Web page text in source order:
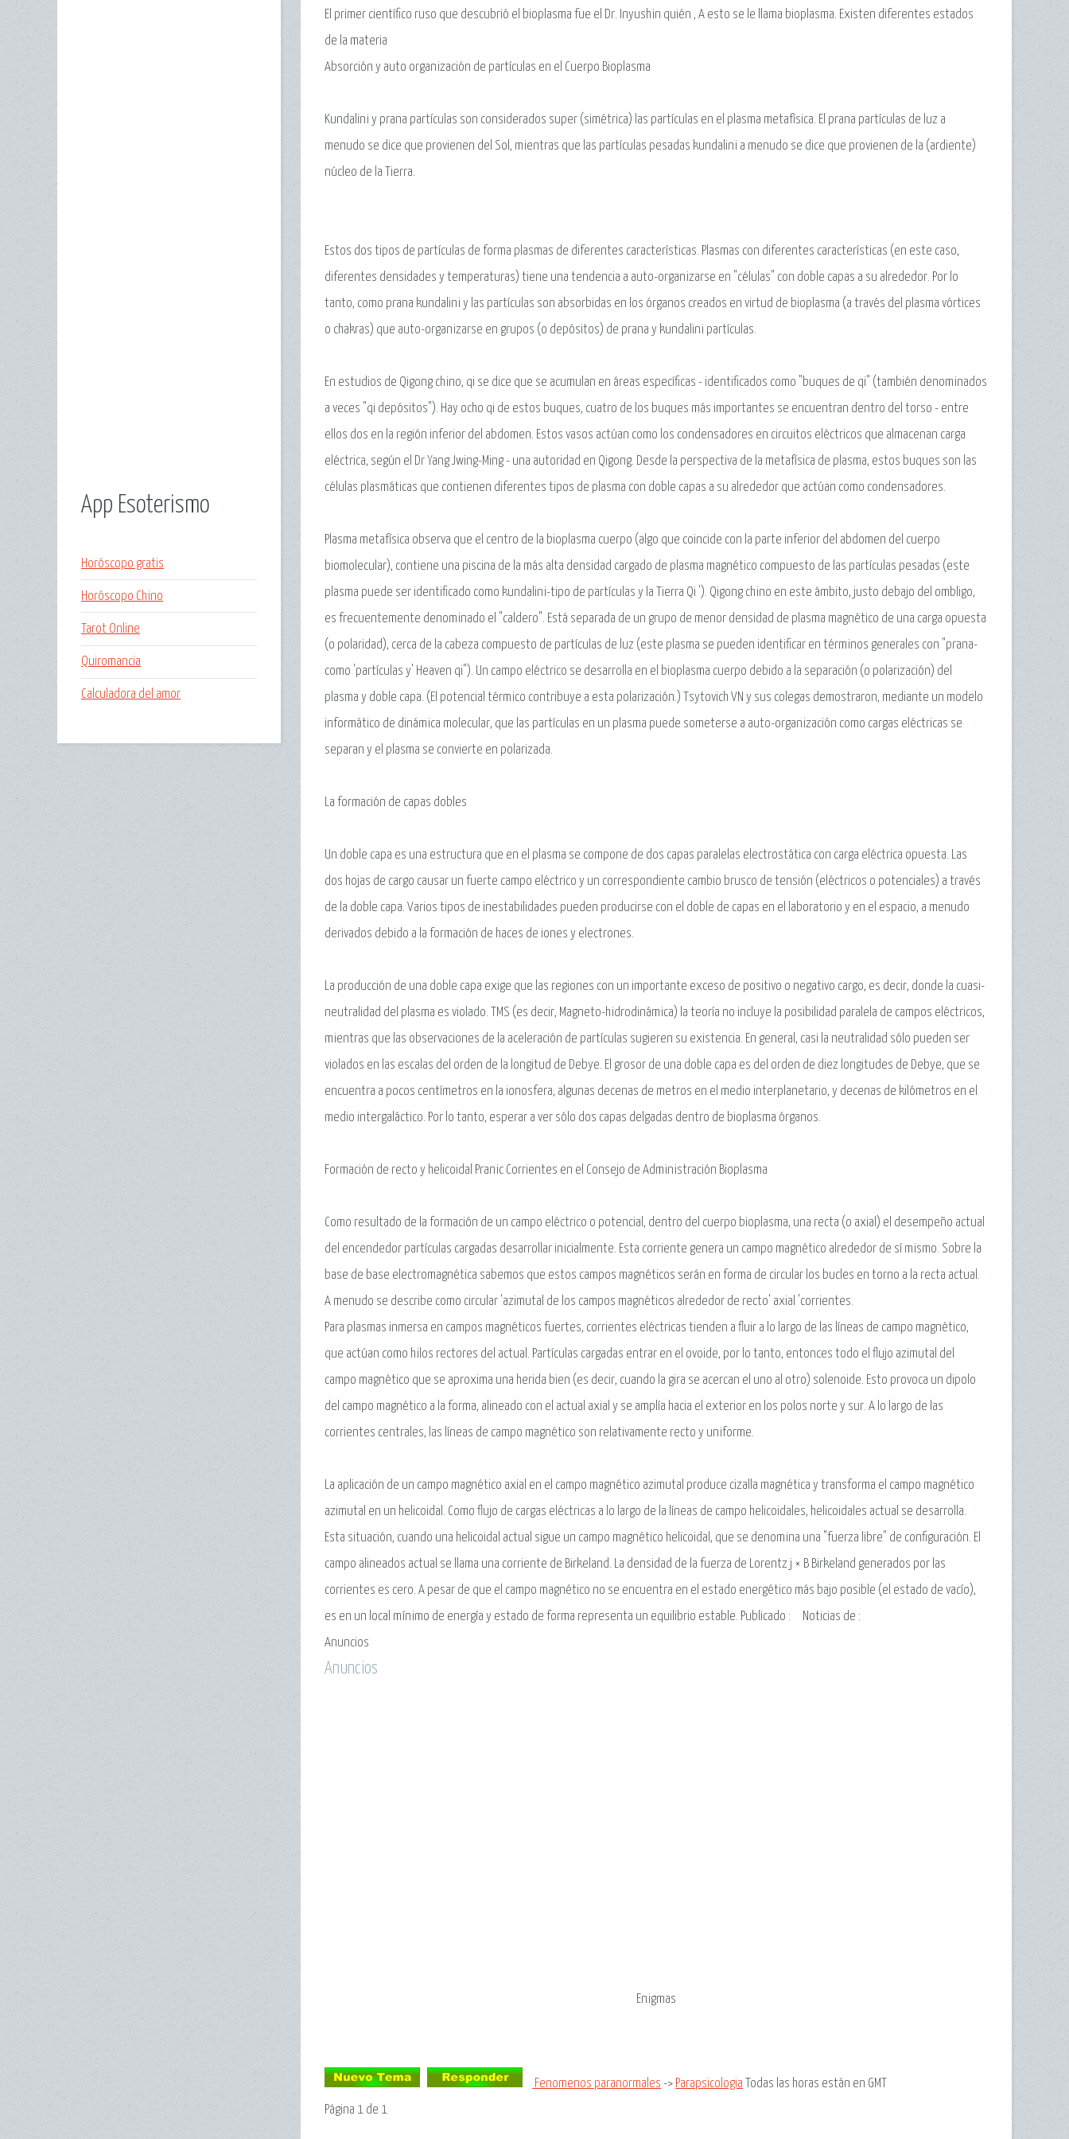
App Esoterismo
Horóscopo gratis
Horóscopo Chino
Tarot Online
Quiromancia
Calculadora del amor
El primer científico ruso que descubrió el bioplasma fue el Dr. Inyushin quién , A esto se le llama bioplasma. Existen diferentes estados
de la materia
Absorción y auto organización de partículas en el Cuerpo Bioplasma
Kundalini y prana partículas son considerados super (simétrica) las partículas en el plasma metafísica. El prana partículas de luz a
menudo se dice que provienen del Sol, mientras que las partículas pesadas kundalini a menudo se dice que provienen de la (ardiente)
núcleo de la Tierra.
Estos dos tipos de partículas de forma plasmas de diferentes características. Plasmas con diferentes características (en este caso,
diferentes densidades y temperaturas) tiene una tendencia a auto-organizarse en "células" con doble capas a su alrededor. Por lo
tanto, como prana kundalini y las partículas son absorbidas en los órganos creados en virtud de bioplasma (a través del plasma vórtices
o chakras) que auto-organizarse en grupos (o depósitos) de prana y kundalini partículas.
En estudios de Qigong chino, qi se dice que se acumulan en áreas específicas - identificados como "buques de qi" (también denominados
a veces "qi depósitos"). Hay ocho qi de estos buques, cuatro de los buques más importantes se encuentran dentro del torso - entre
ellos dos en la región inferior del abdomen. Estos vasos actúan como los condensadores en circuitos eléctricos que almacenan carga
eléctrica, según el Dr Yang Jwing-Ming - una autoridad en Qigong. Desde la perspectiva de la metafísica de plasma, estos buques son las
células plasmáticas que contienen diferentes tipos de plasma con doble capas a su alrededor que actúan como condensadores.
Plasma metafísica observa que el centro de la bioplasma cuerpo (algo que coincide con la parte inferior del abdomen del cuerpo
biomolecular), contiene una piscina de la más alta densidad cargado de plasma magnético compuesto de las partículas pesadas (este
plasma puede ser identificado como kundalini-tipo de partículas y la Tierra Qi '). Qigong chino en este ámbito, justo debajo del ombligo,
es frecuentemente denominado el "caldero". Está separada de un grupo de menor densidad de plasma magnético de una carga opuesta
(o polaridad), cerca de la cabeza compuesto de partículas de luz (este plasma se pueden identificar en términos generales con "prana-
como 'partículas y' Heaven qi"). Un campo eléctrico se desarrolla en el bioplasma cuerpo debido a la separación (o polarización) del
plasma y doble capa. (El potencial térmico contribuye a esta polarización.) Tsytovich VN y sus colegas demostraron, mediante un modelo
informático de dinámica molecular, que las partículas en un plasma puede someterse a auto-organización como cargas eléctricas se
separan y el plasma se convierte en polarizada.
La formación de capas dobles
Un doble capa es una estructura que en el plasma se compone de dos capas paralelas electrostática con carga eléctrica opuesta. Las
dos hojas de cargo causar un fuerte campo eléctrico y un correspondiente cambio brusco de tensión (eléctricos o potenciales) a través
de la doble capa. Varios tipos de inestabilidades pueden producirse con el doble de capas en el laboratorio y en el espacio, a menudo
derivados debido a la formación de haces de iones y electrones.
La producción de una doble capa exige que las regiones con un importante exceso de positivo o negativo cargo, es decir, donde la cuasi-
neutralidad del plasma es violado. TMS (es decir, Magneto-hidrodinámica) la teoría no incluye la posibilidad paralela de campos eléctricos,
mientras que las observaciones de la aceleración de partículas sugieren su existencia. En general, casi la neutralidad sólo pueden ser
violados en las escalas del orden de la longitud de Debye. El grosor de una doble capa es del orden de diez longitudes de Debye, que se
encuentra a pocos centímetros en la ionosfera, algunas decenas de metros en el medio interplanetario, y decenas de kilómetros en el
medio intergaláctico. Por lo tanto, esperar a ver sólo dos capas delgadas dentro de bioplasma órganos.
Formación de recto y helicoidal Pranic Corrientes en el Consejo de Administración Bioplasma
Como resultado de la formación de un campo eléctrico o potencial, dentro del cuerpo bioplasma, una recta (o axial) el desempeño actual
del encendedor partículas cargadas desarrollar inicialmente. Esta corriente genera un campo magnético alrededor de sí mismo. Sobre la
base de base electromagnética sabemos que estos campos magnéticos serán en forma de circular los bucles en torno a la recta actual.
A menudo se describe como circular 'azimutal de los campos magnéticos alrededor de recto' axial 'corrientes.
Para plasmas inmersa en campos magnéticos fuertes, corrientes eléctricas tienden a fluir a lo largo de las líneas de campo magnético,
que actúan como hilos rectores del actual. Partículas cargadas entrar en el ovoide, por lo tanto, entonces todo el flujo azimutal del
campo magnético que se aproxima una herida bien (es decir, cuando la gira se acercan el uno al otro) solenoide. Esto provoca un dipolo
del campo magnético a la forma, alineado con el actual axial y se amplía hacia el exterior en los polos norte y sur. A lo largo de las
corrientes centrales, las líneas de campo magnético son relativamente recto y uniforme.
La aplicación de un campo magnético axial en el campo magnético azimutal produce cizalla magnética y transforma el campo magnético
azimutal en un helicoidal. Como flujo de cargas eléctricas a lo largo de la líneas de campo helicoidales, helicoidales actual se desarrolla.
Esta situación, cuando una helicoidal actual sigue un campo magnético helicoidal, que se denomina una "fuerza libre" de configuración. El
campo alineados actual se llama una corriente de Birkeland. La densidad de la fuerza de Lorentz j × B Birkeland generados por las
corrientes es cero. A pesar de que el campo magnético no se encuentra en el estado energético más bajo posible (el estado de vacío),
es en un local mínimo de energía y estado de forma representa un equilibrio estable. Publicado : Noticias de :
Anuncios
Anuncios
Enigmas
Fenomenos paranormales -> Parapsicologia
Todas las horas están en GMT
Página 1 de 1